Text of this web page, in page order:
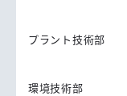
プラント技術部
環境技術部